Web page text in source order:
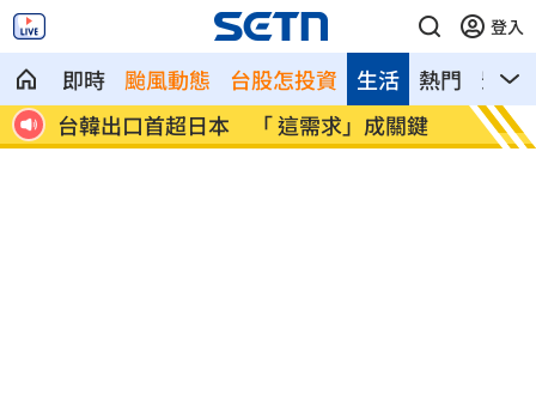
登入
即時 颱風動態 台股怎投資 熱門 影音
生活
滴管灌毒強拍謎片！宮廟男性侵傳播妹致
死
班鐵